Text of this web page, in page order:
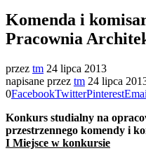
Komenda i
Pracownia
przez tm 24 lipca 2013
napisane przez tm 24 lipca
0FacebookTwitterPinterest
Konkurs studialny na
przestrzennego komendy i
I Miejsce w konkursie